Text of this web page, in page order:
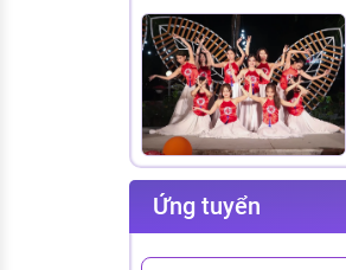
5/ Nhân lực ngành luật,
THƯ VIỆN PHÁP LUẬT
Nhân,Luật Sư, Thẩm Phán,
THƯ VIỆN PHÁP LUẬT
Thời gian làm việc: Từ Thứ
.
Ứng tuyển